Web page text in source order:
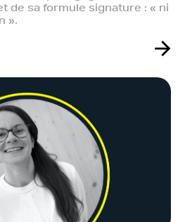
de sa formule signature : « ni
».